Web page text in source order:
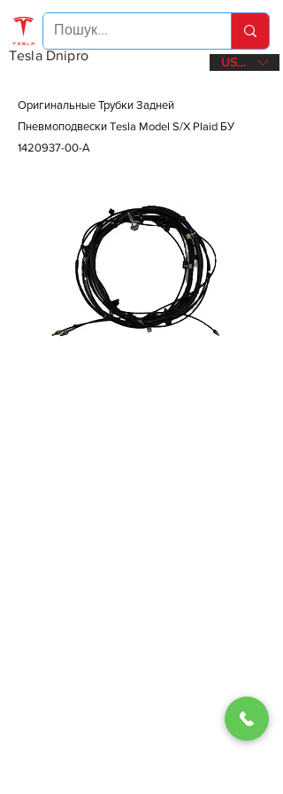
Tesla Dnipro USD ($)
Оригинальные Трубки Задней
Пневмоподвески Tesla Model S/X Plaid БУ
1420937-00-А